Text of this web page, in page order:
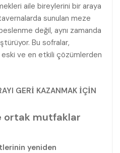
aile bireylerini bir araya
sunulan meze
değil, aynı zamanda
Bu sofralar,
eski ve en etkili çözümlerden
GERİ KAZANMAK İÇİN
ortak mutfaklar
yeniden